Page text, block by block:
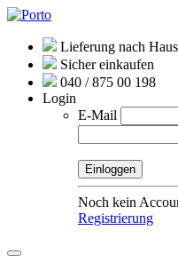
Lieferung nach
Sicher einkaufen
040 / 875 00 198
Login
E-Mail
Noch kein
Registrierung